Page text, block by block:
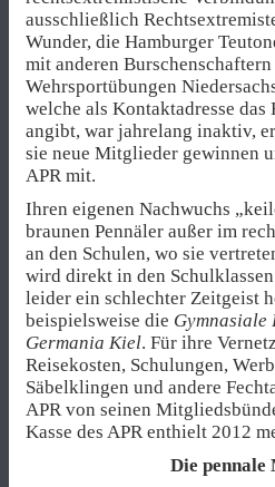
ausschließlich
Wunder, die Hamburger
mit anderen
Wehrsportübungen
welche als Kontaktadresse das
angibt, war jahrelang inaktiv,
sie neue Mitglieder gewinnen
APR mit.
Ihren eigenen Nachwuchs
braunen Pennäler außer im
an den Schulen, wo sie
wird direkt in den
leider ein schlechter Zeitgeist
beispielsweise die Gymnasiale
Germania Kiel. Für ihre
Reisekosten, Schulungen,
Säbelklingen und andere
APR von seinen
Kasse des APR enthielt 2012
Die pennale